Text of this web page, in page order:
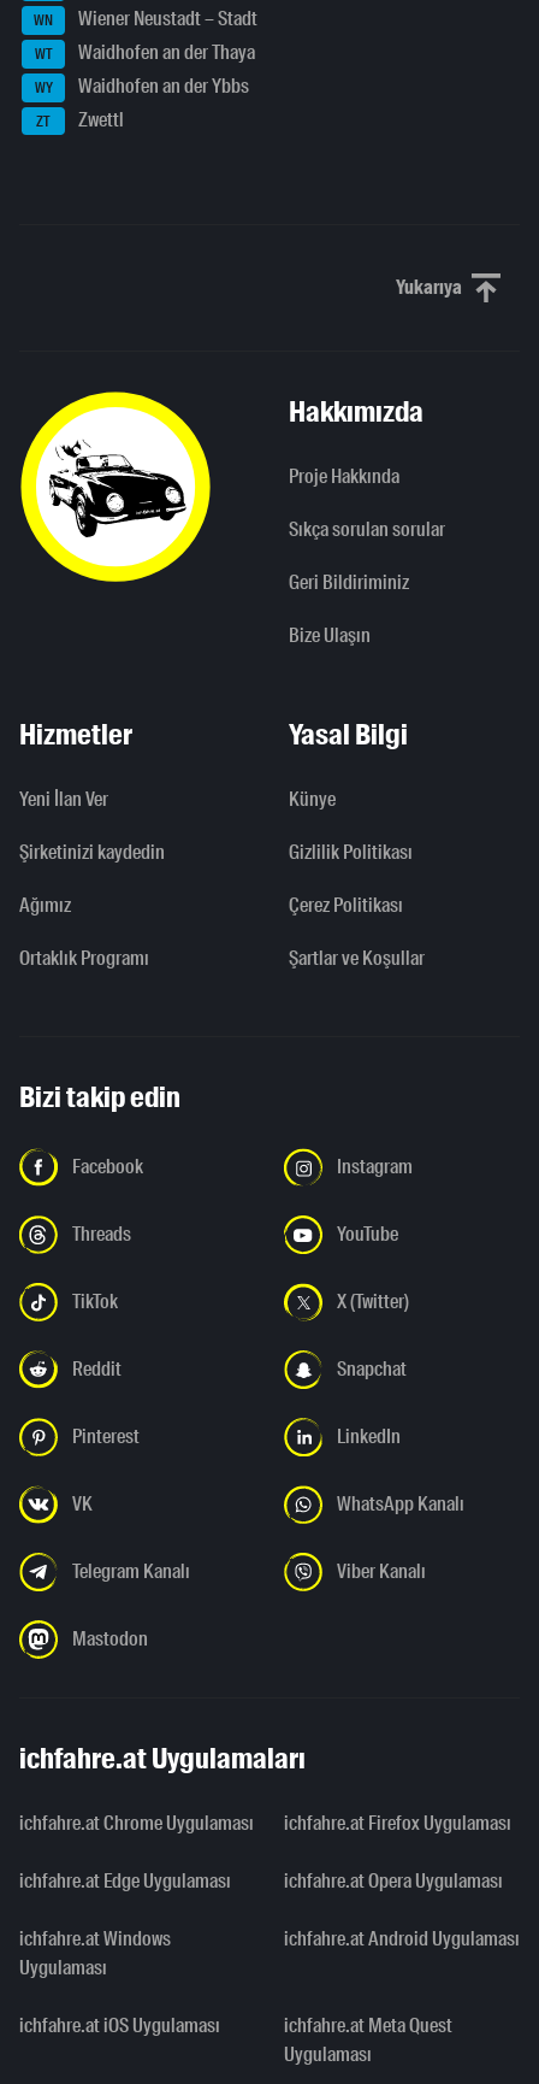
WN Wiener Neustadt – Stadt
WT Waidhofen an der Thaya
WY Waidhofen an der Ybbs
ZT Zwettl
YukarıyaYukarı
Hakkımızda
Proje Hakkında
Sıkça sorulan sorular
Geri Bildiriminiz
Bize Ulaşın
Hizmetler
Yeni İlan Ver
Şirketinizi kaydedin
Ağımız
Ortaklık Programı
Yasal Bilgi
Künye
Gizlilik Politikası
Çerez Politikası
Şartlar ve Koşullar
Bizi takip edin
Facebook Instagram
Threads YouTube
TikTok X (Twitter)
Reddit Snapchat
Pinterest LinkedIn
VK WhatsApp Kanalı
Telegram Kanalı Viber Kanalı
Mastodon
ichfahre.at Uygulamaları
ichfahre.at Chrome Uygulaması ichfahre.at Firefox Uygulaması
ichfahre.at Edge Uygulaması ichfahre.at Opera Uygulaması
ichfahre.at Windows
Uygulaması
ichfahre.at Android Uygulaması
ichfahre.at iOS Uygulaması
ichfahre.at Meta Quest
Uygulaması